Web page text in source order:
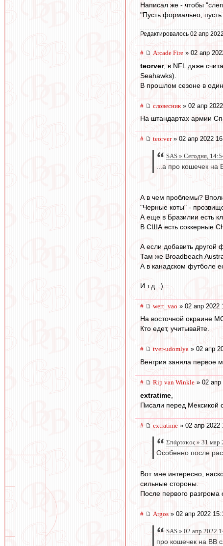
Написал же - чтобы
"Пусть формально,
Редактировалось 02 апр
# Arcade Fire » 02 апр
teorver, в NFL даже
Seahawks).
В прошлом сезоне в
# словесник » 02 апр
На штандартах армии
# teorver» 02 апр 2022
SAS » Сегодня,
...а про кошечек на
А в чем проблемы?
"Черные коты" -
А еще в Бразилии есть
В США есть соккерные
А если добавить другой
Там же Broadbeach
А в канадском футболе
И т.д. :)
# wert_vao » 02 апр 2022
На восточной окраине
Кто едет, учитывайте.
# tver-udomlya » 02 апр
Венгрия заняла первое
# Rip van Winkle » 02 апр
extratime
Писали перед Мексикой
# extratime » 02 апр 2022
Σπάρτακος » 31 мар
Особенно после
Вот мне интересно,
сильные стороны.
После первого разгрома
# Argos » 02 апр 2022
SAS » 02 апр 2022
про кошечек на ВВ